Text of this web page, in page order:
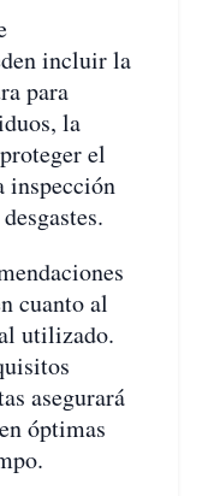
incluir la
para
la
el
inspección
cuanto al
utilizado.
asegurará
óptimas